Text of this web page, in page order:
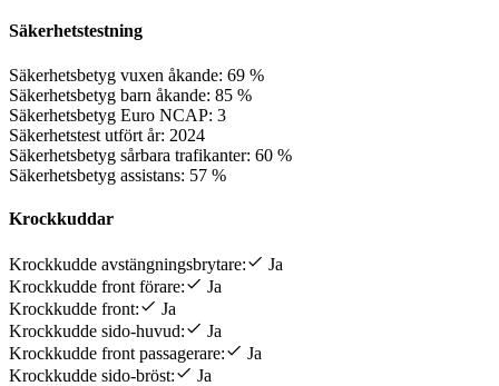
Säkerhetstestning
Säkerhetsbetyg vuxen åkande: 69 %
Säkerhetsbetyg barn åkande: 85 %
Säkerhetsbetyg Euro NCAP: 3
Säkerhetstest utfört år: 2024
Säkerhetsbetyg sårbara trafikanter: 60 %
Säkerhetsbetyg assistans: 57 %
Krockkuddar
Krockkudde avstängningsbrytare:
Ja
Krockkudde front förare:
Ja
Krockkudde front:
Ja
Krockkudde sido-huvud:
Ja
Krockkudde front passagerare:
Ja
Krockkudde sido-bröst:
Ja